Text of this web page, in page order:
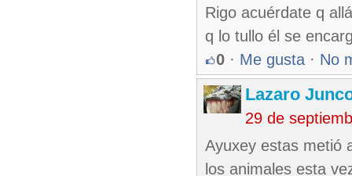
Rigo acuérdate q
q lo tullo él se
0 · Me gusta · No
Lazaro
29 de
Ayuxey estas metió
los animales esta